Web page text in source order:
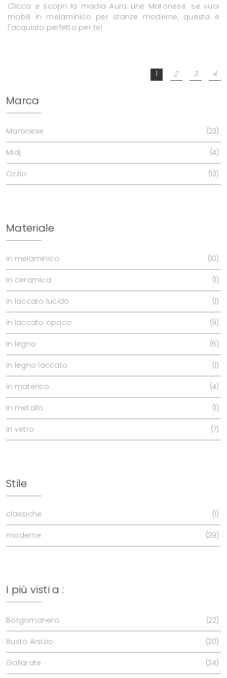
Clicca e scopri la madia Aura Line Maronese: se vuoi
mobili in melaminico per stanze moderne, questa è
l'acquisto perfetto per te!
1 2 3 4
Marca
Maronese 23
Midj 4
Ozzio 13
Materiale
in melaminico 10
in ceramica 1
in laccato lucido 1
in laccato opaco 9
in legno 6
in legno laccato 1
in materico 4
in metallo 1
in vetro 7
Stile
classiche 1
moderne 39
I più visti a :
Borgomanero 22
Busto Arsizio 20
Gallarate 24